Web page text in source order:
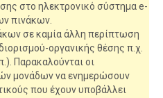
στο ηλεκτρονικό σύστημα e-
πινάκων.
σε καμία άλλη περίπτωση
οργανικής θέσης π.χ.
Παρακαλούνται οι
μονάδων να ενημερώσουν
που έχουν υποβάλλει